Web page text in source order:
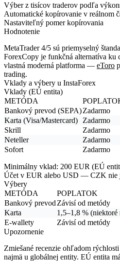
Výber z tisícov traderov podľa
Automatické kopírovanie v reálnom
Nastaviteľný pomer kopírovania
Hodnotenie
MetaTrader 4/5 sú priemyselný
ForexCopy je funkčná alternatíva ku
vlastná moderná platforma — eToro
trading.
Vklady a výbery u InstaForex
Vklady (EÚ entita)
METÓDA
Bankový prevod (SEPA)Zadarmo
Karta (Visa/Mastercard)
Zadarmo
Skrill
Zadarmo
Neteller
Zadarmo
Sofort
Zadarmo
Minimálny vklad: 200 EUR (EÚ
Účet v EUR alebo USD — CZK nie
Výbery
METÓDA
POPLATOK
Bankový prevod Závisí od metódy
Karta
1,5–1,8 % (niektoré
E-wallety
Závisí od metódy
Upozornenie
Zmiešané recenzie ohľadom
najmä u globálnej entity. EÚ entita